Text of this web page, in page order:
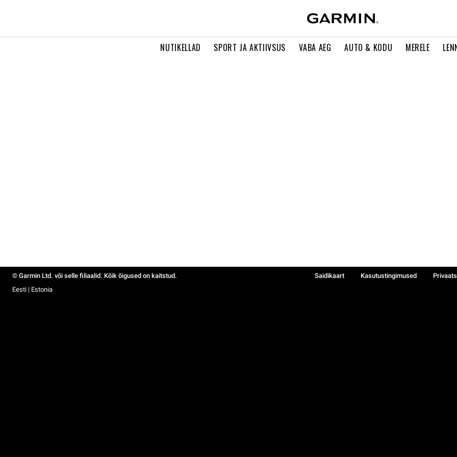
NUTIKELLAD SPORT JA AKTIIVSUS VABA AEG AUTO & KODU MERELE
© Garmin Ltd. või selle filiaalid. Kõik õigused on kaitstud. Saidikaart Kasutustingimused
Eesti | Estonia